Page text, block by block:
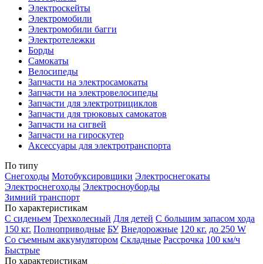
Электроскейты
Электромобили
Электромобили багги
Электротележки
Борды
Самокаты
Велосипеды
Запчасти на электросамокаты
Запчасти на электровелосипеды
Запчасти для электротрициклов
Запчасти для трюковых самокатов
Запчасти на сигвей
Запчасти на гироскутер
Аксессуары для электротранспорта
По типу
Снегоходы Мотобуксировщики Электроснегокаты
Электроснегоходы Электросноуборды
Зимний транспорт
По характеристикам
С сиденьем Трехколесный Для детей С большим запасом хода
150 кг. Полноприводные БУ Внедорожные 120 кг. до 250 W
Со съемным аккумулятором Складные Рассрочка 100 км/ч
Быстрые
По характеристикам